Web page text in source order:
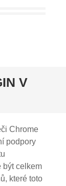
V
Chrome
podpory
být celkem
které toto